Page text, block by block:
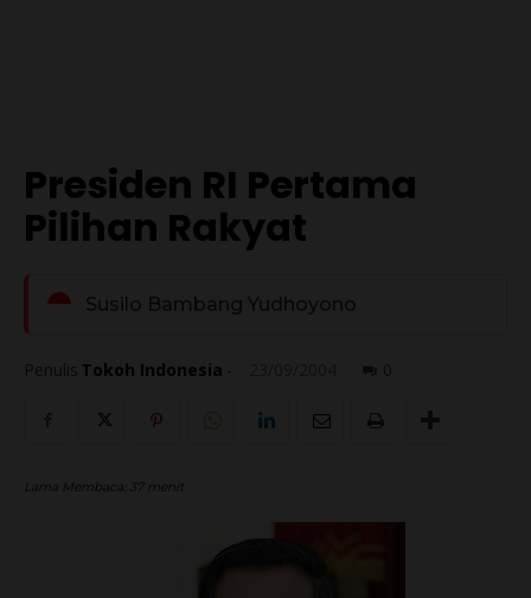
Presiden RI Pertama
Pilihan Rakyat
Susilo Bambang Yudhoyono
Tokoh Indonesia
Lama Membaca: 37 menit